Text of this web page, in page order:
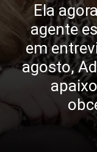
Ela
agente
em
agosto,